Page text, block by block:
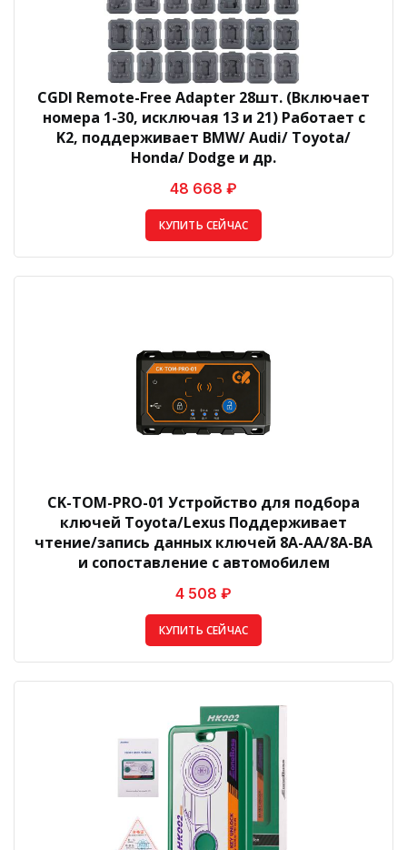
CGDI Remote-Free Adapter 28шт. (Включает
номера 1-30, исключая 13 и 21) Работает с
K2, поддерживает BMW/ Audi/ Toyota/
Honda/ Dodge и др.
48 668 ₽
КУПИТЬ СЕЙЧАС
CK-TOM-PRO-01 Устройство для подбора
ключей Toyota/Lexus Поддерживает
чтение/запись данных ключей 8A-AA/8A-BA
и сопоставление с автомобилем
4 508 ₽
КУПИТЬ СЕЙЧАС